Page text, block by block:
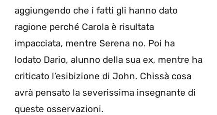
aggiungendo che i fatti gli hanno dato
ragione perché Carola è risultata
impacciata, mentre Serena no. Poi ha
lodato Dario, alunno della sua ex, mentre ha
criticato l’esibizione di John. Chissà cosa
avrà pensato la severissima insegnante di
queste osservazioni.